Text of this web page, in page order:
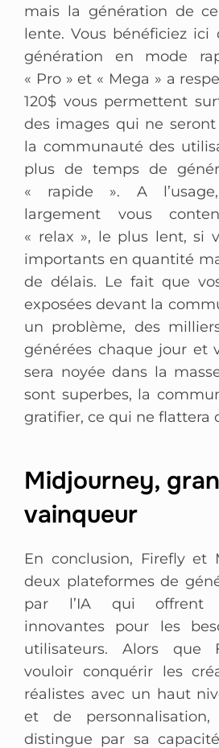
mais la génération de
lente. Vous bénéficiez ici
génération en mode
« Pro » et « Mega » a
120$ vous permettent
des images qui ne
la communauté des
plus de temps de
« rapide ». A
largement vous
« relax », le plus lent, si
importants en quantité
de délais. Le fait que
exposées devant la
un problème, des
générées chaque jour et
sera noyée dans la
sont superbes, la
gratifier, ce qui ne flattera
Midjourney,
vainqueur
En conclusion, Firefly et
deux plateformes de
par l’IA qui offrent
innovantes pour les
utilisateurs. Alors que
vouloir conquérir les
réalistes avec un haut
et de
distingue par sa